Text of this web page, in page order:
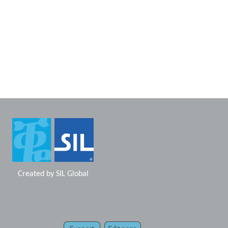
Created by SIL Global